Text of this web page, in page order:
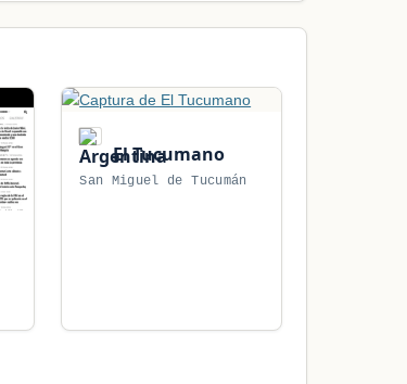
El Tucumano
San Miguel de Tucumán